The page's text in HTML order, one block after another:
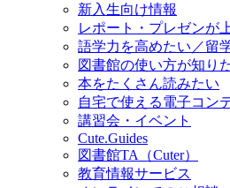
新入生向け情報
レポート・プレゼンが
語学力を高めたい／留
図書館の使い方が知り
本をたくさん読みたい
自宅で使える電子コン
講習会・イベント
Cute.Guides
図書館TA（Cuter）
教育情報サービス